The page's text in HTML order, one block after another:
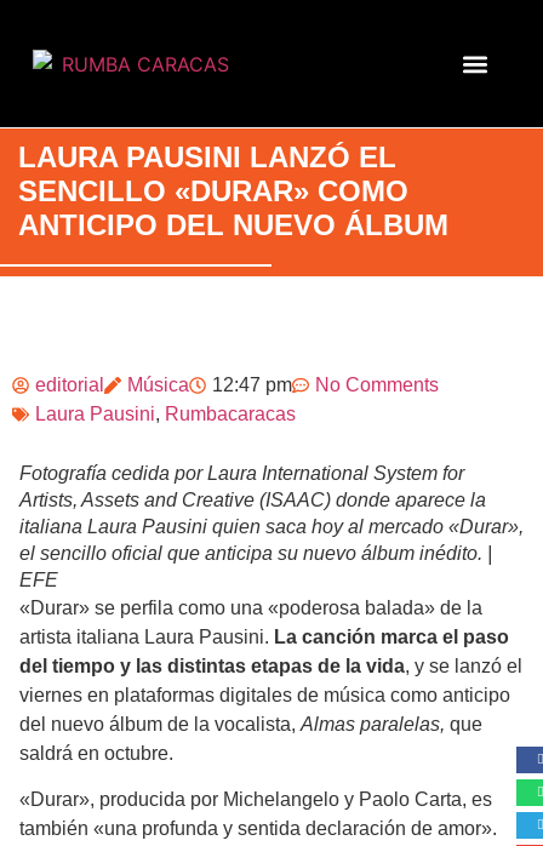
LAURA PAUSINI LANZÓ EL
SENCILLO «DURAR» COMO
ANTICIPO DEL NUEVO ÁLBUM
editorial Música 12:47 pm
No Comments
Laura Pausini, Rumbacaracas
Fotografía cedida por Laura International System for
Artists, Assets and Creative (ISAAC) donde aparece la
italiana Laura Pausini quien saca hoy al mercado «Durar»,
el sencillo oficial que anticipa su nuevo álbum inédito. |
EFE
«Durar» se perfila como una «poderosa balada» de la
artista italiana Laura Pausini. La canción marca el paso
del tiempo y las distintas etapas de la vida, y se lanzó el
viernes en plataformas digitales de música como anticipo
del nuevo álbum de la vocalista, Almas paralelas, que
saldrá en octubre.
«Durar», producida por Michelangelo y Paolo Carta, es
también «una profunda y sentida declaración de amor».